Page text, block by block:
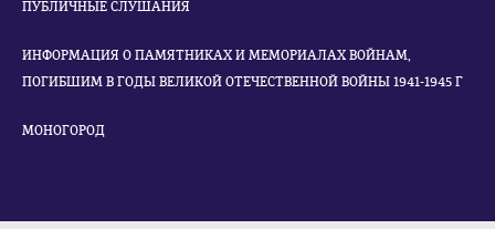
ПУБЛИЧНЫЕ СЛУШАНИЯ
ИНФОРМАЦИЯ О ПАМЯТНИКАХ И МЕМОРИАЛАХ ВОЙНАМ,
ПОГИБШИМ В ГОДЫ ВЕЛИКОЙ ОТЕЧЕСТВЕННОЙ ВОЙНЫ 1941-1945 Г
МОНОГОРОД